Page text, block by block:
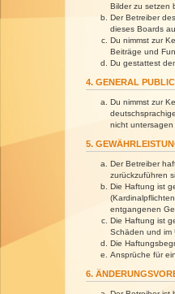
Bilder zu setzen
Der Betreiber
dieses Boards
Du nimmst zur
Beiträge und
Du gestattest
4. GENERAL
Du nimmst zur
nicht untersagen
5.
Der Betreiber
zurückzuführen
Die Haftung ist
entgangenen
Die Haftung ist
Schäden und im
Die
Ansprüche für
6.